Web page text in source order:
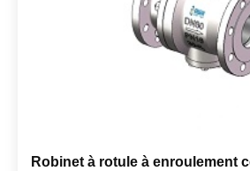
Robinet à rotule à enroulement